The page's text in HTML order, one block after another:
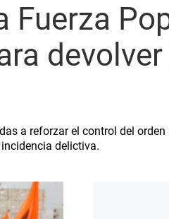
Fuerza
devolver
a reforzar el control del
delictiva.